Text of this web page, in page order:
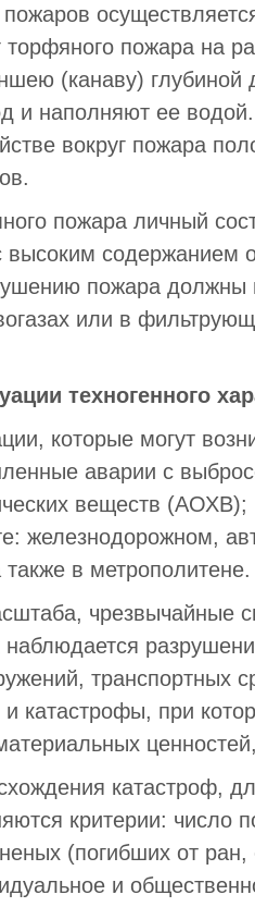
пожара на
(канаву) глубиной
и наполняют ее
вокруг пожара
пожара личный
содержанием
пожара должны
или в
техногенного
которые могут
аварии с
веществ
железнодорожном,
в метрополитене.
чрезвычайные
транспортных
и катастрофы, при
катастроф,
критерии: число
(погибших от ран,
и